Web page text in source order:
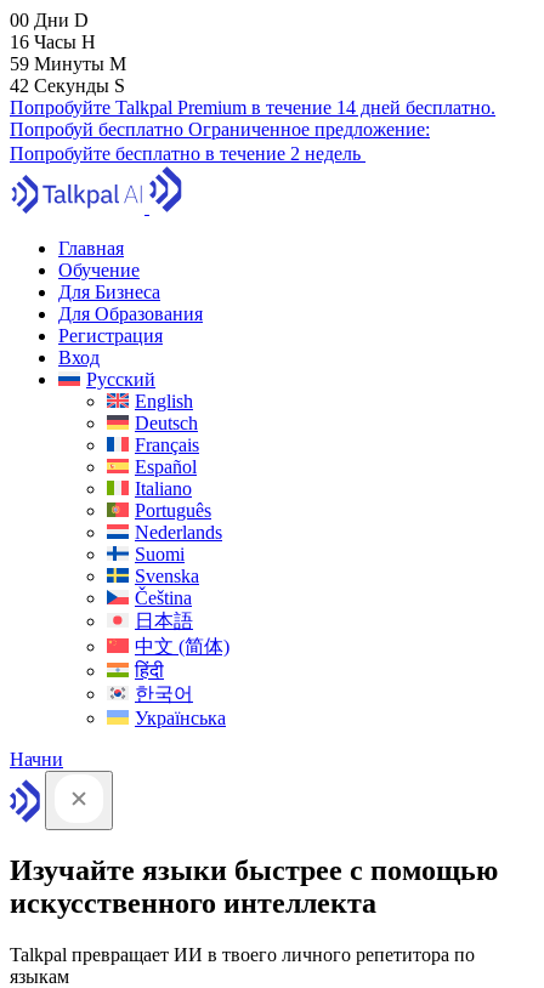
00 Дни D
16 Часы H
59 Минуты M
41 Секунды S
Попробуйте Talkpal Premium в течение 14 дней бесплатно.
Попробуй бесплатно Ограниченное предложение:
Попробуйте бесплатно в течение 2 недель
Главная
Обучение
Для Бизнеса
Для Образования
Регистрация
Вход
Русский
English
Deutsch
Français
Español
Italiano
Português
Nederlands
Suomi
Svenska
Čeština
日本語
中文 (简体)
हिंदी
한국어
Українська
Начни
Изучайте языки быстрее с помощью
искусственного интеллекта
Talkpal превращает ИИ в твоего личного репетитора по
языкам